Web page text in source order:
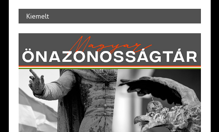
Kiemelt